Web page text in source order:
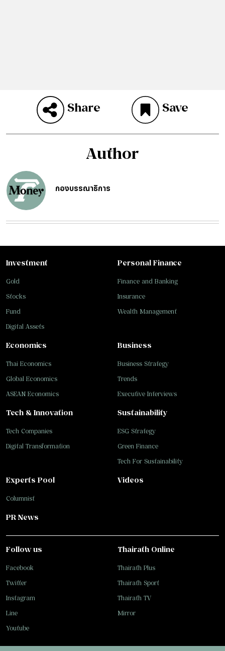
Share Save
Author
กองบรรณาธิการ
Investment
Gold
Stocks
Fund
Digital Assets
Personal Finance
Finance and Banking
Insurance
Wealth Management
Business
Business Strategy
Trends
Executive Interviews
Tech & Innovation
Tech Companies
Digital Transformation
Sustainability
ESG Strategy
Green Finance
Tech For Sustainability
Economics
Thai Economics
Global Economics
ASEAN Economics
Experts Pool
Columnist
Videos
PR News
Follow us
Facebook
Twitter
Instagram
Line
Youtube
Thairath Online
Thairath Plus
Thairath Sport
Thairath TV
Mirror